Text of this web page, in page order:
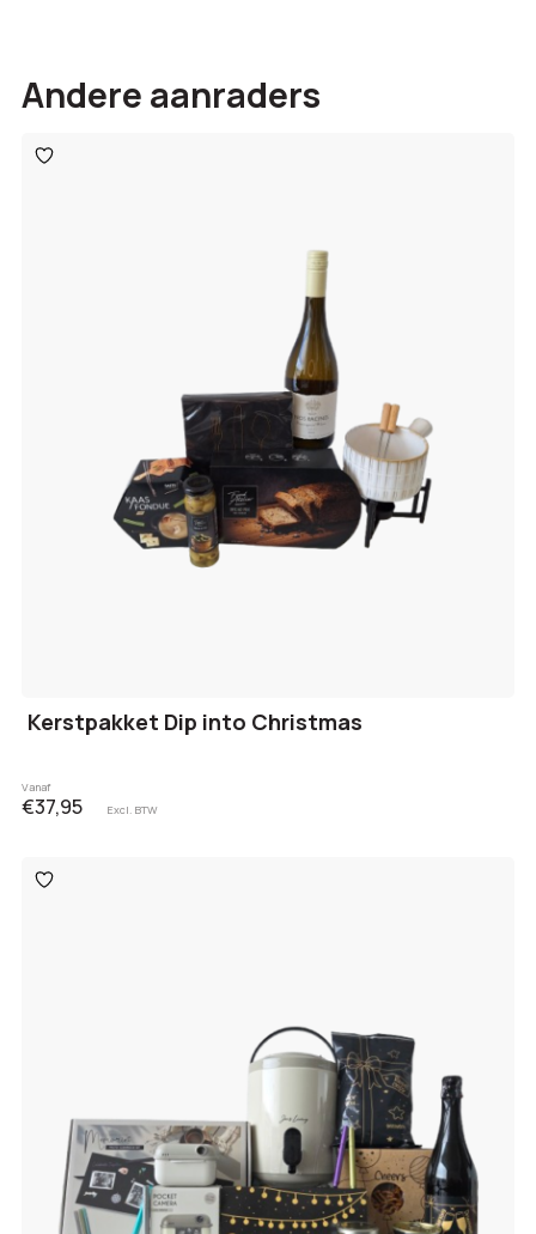
Andere aanraders
Toevoegen
aan
Kerstpakket Dip into Christmas
Vanaf
€37,95 Excl. BTW
Toevoegen
aan